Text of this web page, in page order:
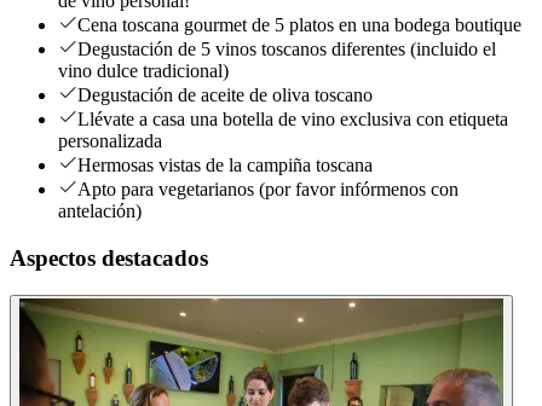
Cena toscana gourmet de 5 platos en una bodega boutique
Degustación de 5 vinos toscanos diferentes (incluido el
vino dulce tradicional)
Degustación de aceite de oliva toscano
Llévate a casa una botella de vino exclusiva con etiqueta
personalizada
Hermosas vistas de la campiña toscana
Apto para vegetarianos (por favor infórmenos con
antelación)
Aspectos destacados